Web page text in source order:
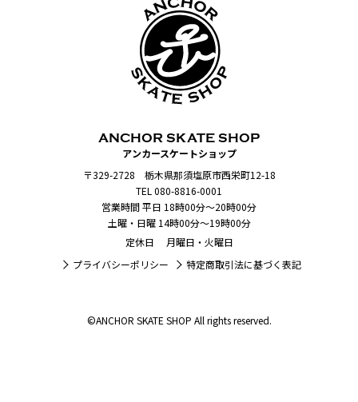
ANCHOR SKATE SHOP
アンカースケートショップ
〒329-2728 栃木県那須塩原市西栄町12-18
TEL 080-8816-0001
営業時間 平日 18時00分～20時00分
土曜・日曜 14時00分～19時00分
定休日 月曜日・火曜日
プライバシーポリシー
特定商取引法に基づく表記
©ANCHOR SKATE SHOP All rights reserved.